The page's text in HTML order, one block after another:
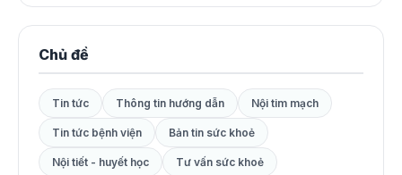
Chủ đề
Tin tức Thông tin hướng dẫn Nội tim mạch
Tin tức bệnh viện Bản tin sức khoẻ
Nội tiết - huyết học Tư vấn sức khoẻ